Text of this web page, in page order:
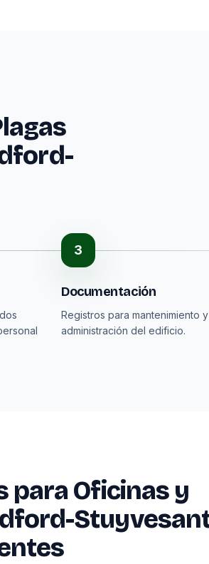
3
Documentación
Registros para mantenimiento y
administración del edificio.
para Oficinas y